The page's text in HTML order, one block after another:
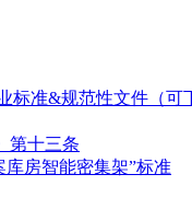
标准&规范性文件（可
第十三条
房智能密集架”标准